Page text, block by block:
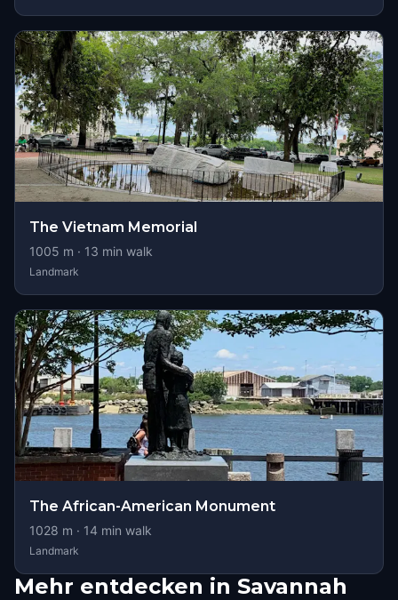
The Vietnam Memorial
1005 m · 13 min walk
Landmark
The African-American Monument
1028 m · 14 min walk
Landmark
Mehr entdecken in Savannah